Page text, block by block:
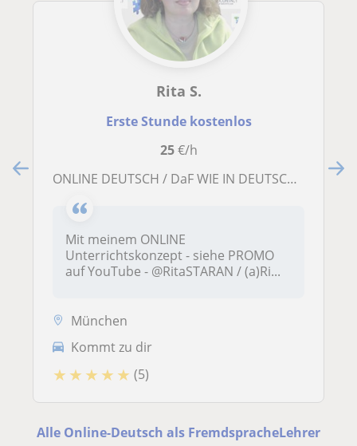
Rita S.
Erste Stunde kostenlos
25€/h
ONLINE DEUTSCH / DaF WIE IN DEUTSCHLAND MIT PERSONALISIERTEN UNTERRICHTSMATERIALIEN
Mit meinem ONLINE
Unterrichtskonzept - siehe PROMO
auf YouTube - @RitaSTARAN / (a)Ri...
München
Kommt zu dir
★ ★ ★ ★ ★ (5)
Alle Online-Deutsch als FremdspracheLehrer